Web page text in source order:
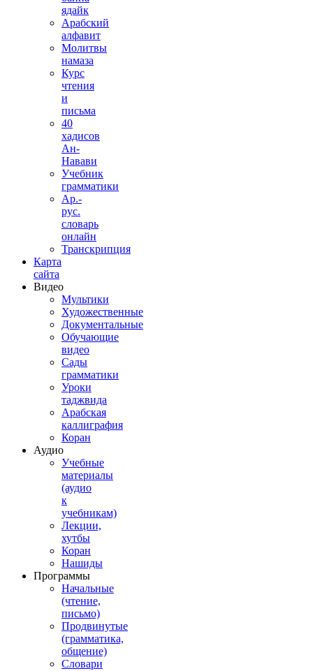
ядайк
Арабский
алфавит
Молитвы
намаза
Курс
чтения
и
письма
40
хадисов
Ан-
Навави
Учебник
грамматики
Ар.-
рус.
словарь
онлайн
Транскрипция
Карта
сайта
Видео
Мультики
Художественные
Документальные
Обучающие
видео
Сады
грамматики
Уроки
таджвида
Арабская
каллиграфия
Коран
Аудио
Учебные
материалы
(аудио
к
учебникам)
Лекции,
хутбы
Коран
Нашиды
Программы
Начальные
(чтение,
письмо)
Продвинутые
(грамматика,
общение)
Словари